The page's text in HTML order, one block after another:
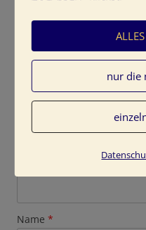
Deine E-Mail-Adresse
Kommentar
Name *
nur die